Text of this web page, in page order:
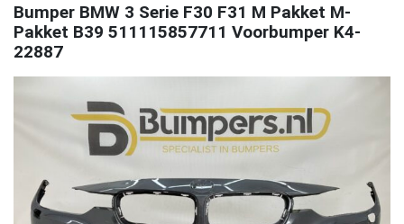
Bumper BMW 3 Serie F30 F31 M Pakket M-
Pakket B39 511115857711 Voorbumper K4-
22887